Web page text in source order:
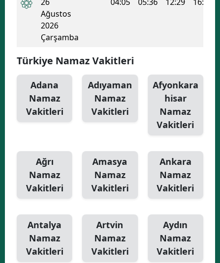
Ağustos
2026
Çarşamba
Türkiye Namaz Vakitleri
Adana
Namaz
Vakitleri
Adıyaman
Namaz
Vakitleri
Afyonkara
hisar
Namaz
Vakitleri
Ağrı
Namaz
Vakitleri
Amasya
Namaz
Vakitleri
Ankara
Namaz
Vakitleri
Antalya
Namaz
Vakitleri
Artvin
Namaz
Vakitleri
Aydın
Namaz
Vakitleri